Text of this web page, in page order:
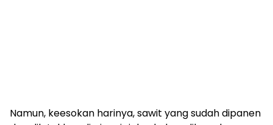
Namun, keesokan harinya, sawit yang sudah dipanen